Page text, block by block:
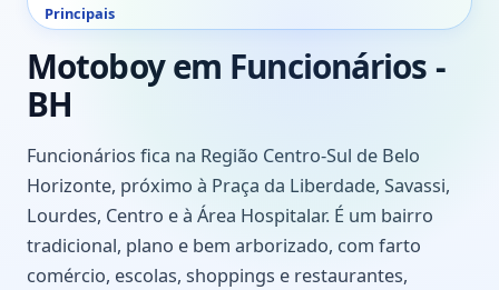
Principais
Motoboy em Funcionários -
BH
Funcionários fica na Região Centro-Sul de Belo
Horizonte, próximo à Praça da Liberdade, Savassi,
Lourdes, Centro e à Área Hospitalar. É um bairro
tradicional, plano e bem arborizado, com farto
comércio, escolas, shoppings e restaurantes,